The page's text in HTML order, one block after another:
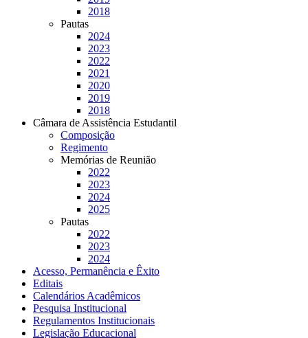
2018
Pautas
2024
2023
2022
2021
2020
2019
2018
Câmara de Assistência Estudantil
Composição
Regimento
Memórias de Reunião
2022
2023
2024
2025
Pautas
2022
2023
2024
Acesso, Permanência e Êxito
Editais
Calendários Acadêmicos
Pesquisa Institucional
Regulamentos Institucionais
Legislação Educacional